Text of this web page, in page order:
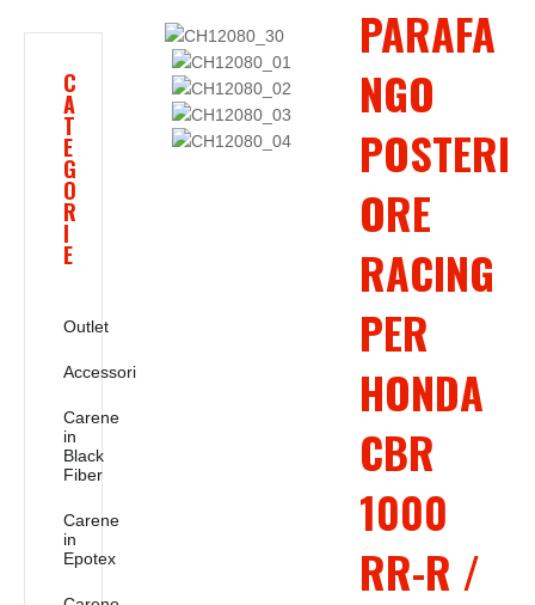
PARAFA
NGO
POSTERI
ORE
RACING
PER
HONDA
CBR
1000
RR-R /
C
A
T
E
G
O
R
I
E
Outlet
Accessori
Carene
in
Black
Fiber
Carene
in
Epotex